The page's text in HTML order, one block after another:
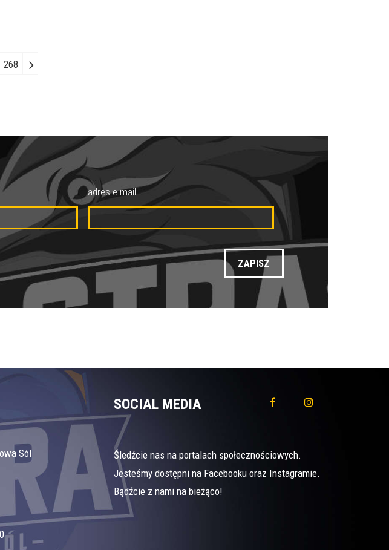
268
adres e-mail
Sól
SOCIAL MEDIA
Śledźcie nas na portalach społecznościowych.
Jesteśmy dostępni na Facebooku oraz Instagramie.
Bądźcie z nami na bieżąco!